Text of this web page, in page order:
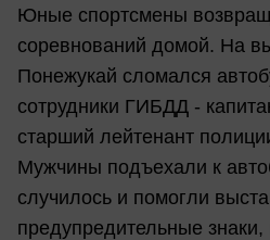
Юные спортсмены
соревнований домой. На
Понежукай сломался
сотрудники ГИБДД -
старший лейтенант
Мужчины подъехали к
случилось и помогли
предупредительные знаки,